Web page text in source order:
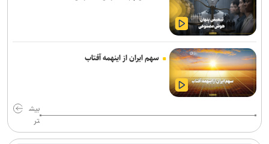
گودرزی: برخی از هندی‌ها سن‌شان تقلبی است ولی نباید باز هم به آنها
می‌باختیم/ ۵-۶ چهره خوب به کشتی ایران معرفی کردیم
رئیس فدراسیون بوکس: یک اعزام ما هزینه چهار اعزام رشته‌های دیگر را
دارد/ اعزام فروتن گل‌آرا به ناگویا منتفی شد
امیرحسین زارع؛ از استقلال تا بانک شهر؛ سامانه‌ باز و عدم رسمی شدن
برگزاری مجمع سالیانه فدراسیون بدمینتون
سهم ایران از اینهمه آفتاب
بیش
تر